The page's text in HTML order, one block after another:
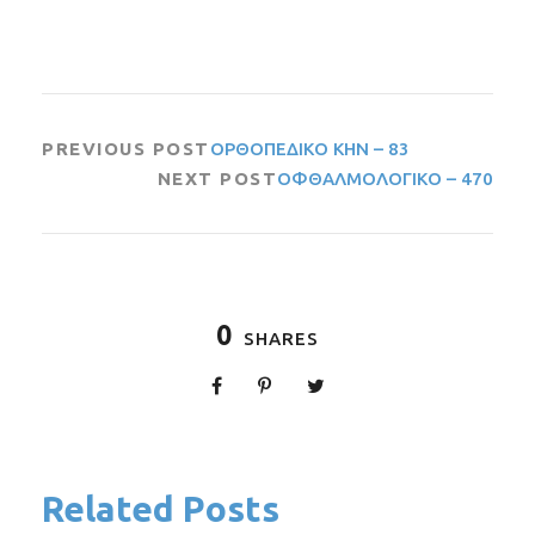
PREVIOUS POST ΟΡΘΟΠΕΔΙΚΟ ΚΗΝ – 83
NEXT POSTΟΦΘΑΛΜΟΛΟΓΙΚΟ – 470
0 SHARES
Related Posts